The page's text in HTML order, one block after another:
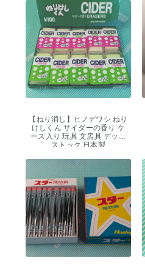
【ねり消し】ヒノデワシ ねり
けしくん サイダーの香り ケ
ース入り 玩具 文房具 デッド
ストック 日本製